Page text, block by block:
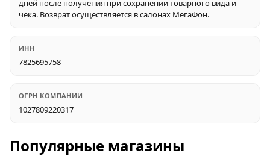
дней после получения при сохранении товарного вида и
чека. Возврат осуществляется в салонах МегаФон.
ИНН
7825695758
ОГРН КОМПАНИИ
1027809220317
Популярные магазины